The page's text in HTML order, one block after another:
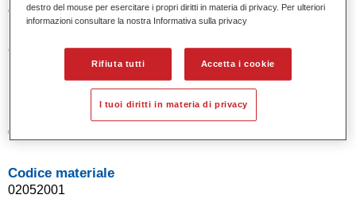
completa essiccazione della base opaca.
Caratteristiche del prodotto
Per la stabilizzazione dei colori Standohyd Plus.
Product Variant
0.5LT
Codice materiale
02052001
destro del mouse per esercitare i propri diritti in materia di privacy. Per ulteriori
informazioni consultare la nostra Informativa sulla privacy
Rifiuta tutti Accetta i cookie
I tuoi diritti in materia di privacy